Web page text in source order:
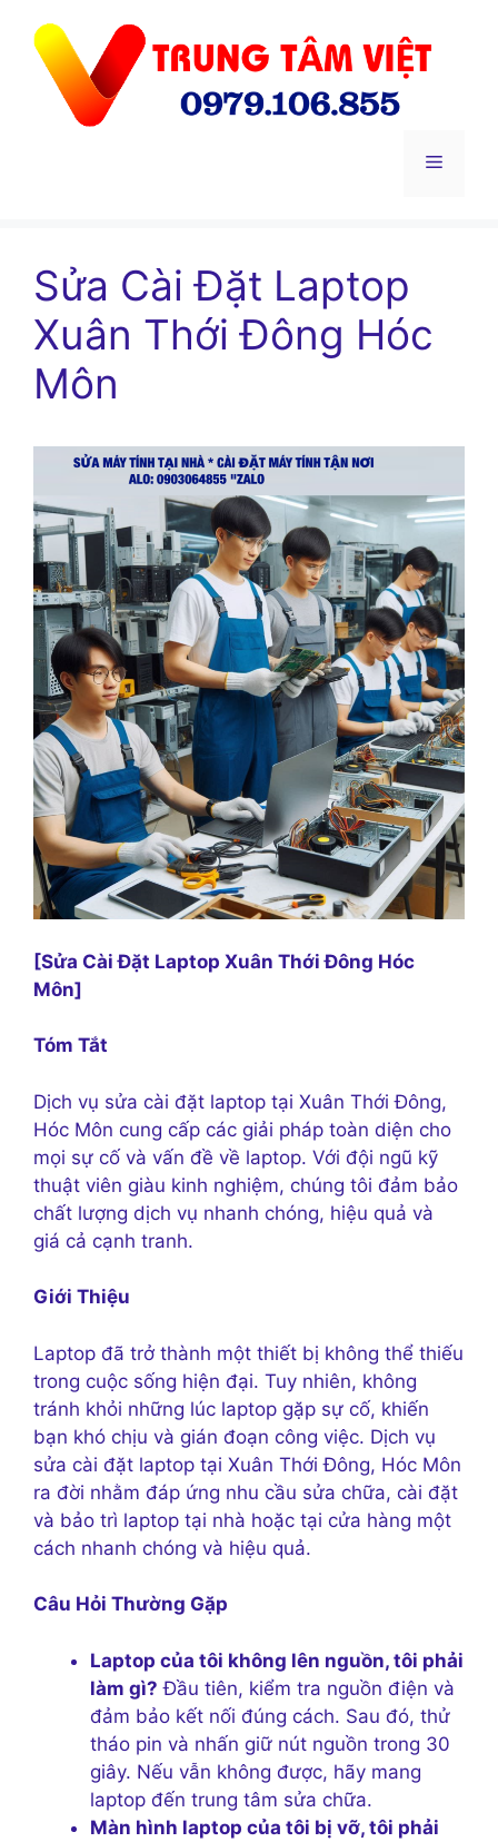
Menu
Sửa Cài Đặt Laptop
Xuân Thới Đông Hóc
Môn
[Sửa Cài Đặt Laptop Xuân Thới Đông Hóc
Môn]
Tóm Tắt
Dịch vụ sửa cài đặt laptop tại Xuân Thới Đông,
Hóc Môn cung cấp các giải pháp toàn diện cho
mọi sự cố và vấn đề về laptop. Với đội ngũ kỹ
thuật viên giàu kinh nghiệm, chúng tôi đảm bảo
chất lượng dịch vụ nhanh chóng, hiệu quả và
giá cả cạnh tranh.
Giới Thiệu
Laptop đã trở thành một thiết bị không thể thiếu
trong cuộc sống hiện đại. Tuy nhiên, không
tránh khỏi những lúc laptop gặp sự cố, khiến
bạn khó chịu và gián đoạn công việc. Dịch vụ
sửa cài đặt laptop tại Xuân Thới Đông, Hóc Môn
ra đời nhằm đáp ứng nhu cầu sửa chữa, cài đặt
và bảo trì laptop tại nhà hoặc tại cửa hàng một
cách nhanh chóng và hiệu quả.
Câu Hỏi Thường Gặp
Laptop của tôi không lên nguồn, tôi phải
làm gì? Đầu tiên, kiểm tra nguồn điện và
đảm bảo kết nối đúng cách. Sau đó, thử
tháo pin và nhấn giữ nút nguồn trong 30
giây. Nếu vẫn không được, hãy mang
laptop đến trung tâm sửa chữa.
Màn hình laptop của tôi bị vỡ, tôi phải